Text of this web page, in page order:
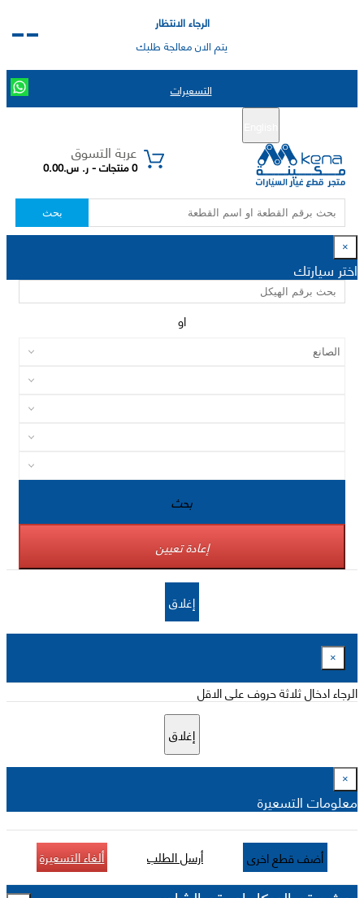
الرجاء الانتظار
يتم الان معالجة طلبك
التسعيرات
عربة التسوق
0 منتجات - ر. س.0.00
بحث
×
اختر سيارتك
او
بحث
إعادة تعيين
إغلاق
×
الرجاء ادخال ثلاثة حروف على الاقل
إغلاق
×
معلومات التسعيرة
أضف قطع اخرى أرسل الطلب ألغاء التسعيرة